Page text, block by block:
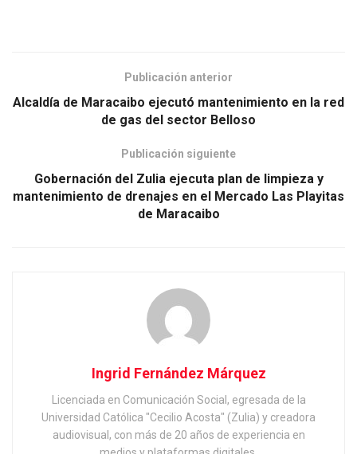
Publicación anterior
Alcaldía de Maracaibo ejecutó mantenimiento en la red
de gas del sector Belloso
Publicación siguiente
Gobernación del Zulia ejecuta plan de limpieza y
mantenimiento de drenajes en el Mercado Las Playitas
de Maracaibo
Ingrid Fernández Márquez
Licenciada en Comunicación Social, egresada de la
Universidad Católica "Cecilio Acosta" (Zulia) y creadora
audiovisual, con más de 20 años de experiencia en